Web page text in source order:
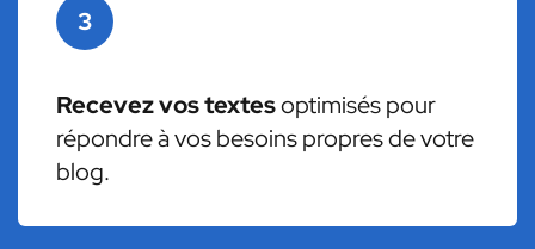
3
Recevez vos textesoptimisés pour
répondre à vos besoins propres de votre
blog.